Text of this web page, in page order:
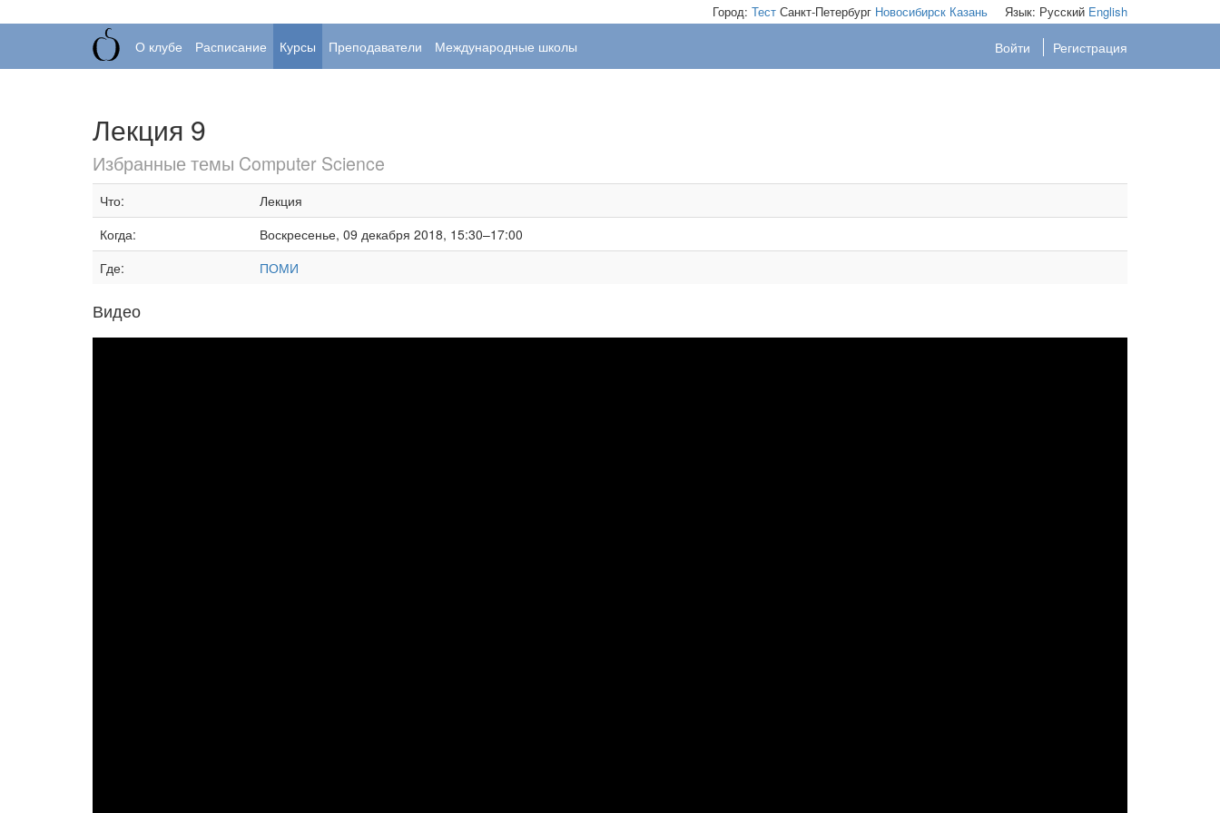
Город: Тест Санкт-Петербург Новосибирск Казань Язык: Русский English
О клубе Расписание Курсы Преподаватели Международные школы Войти Регистрация
Лекция 9
Избранные темы Computer Science
Что:
Лекция
Когда:
Воскресенье, 09 декабря 2018, 15:30–17:00
Где:
ПОМИ
Видео